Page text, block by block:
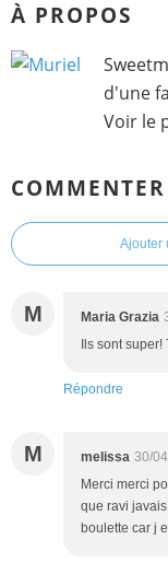
À PROPOS
d'une
Voir le
Ajouter
M Maria Grazia
Ils sont
Répondre
M melissa 30/
Merci merci
que ravi
boulette car j